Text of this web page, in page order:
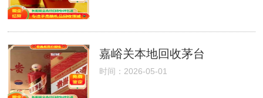
嘉峪关本地回收茅台
时间：2026-05-01